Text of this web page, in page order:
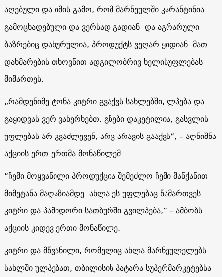
აღებული და იმის გამო, რომ მარნეულში კარანტინია
გამოცხადებული და ვერსად გადიან და აგრარული
ბაზრებიც დახურულია, პროდუქტს ვეღარ ყიდიან. მათ
დახმარების თხოვნით ადგილობრივ ხელისუფლებას
მიმართეს.
„რამდენიმე ტონა კიტრი გვაქვს სახლებში, ლპება და
გაყიდვას ვერ ვახერხებთ. გზები დაკეტილია, გასვლის
უფლებას არ გვაძლევენ, არც არავის გააქვს“, – აღნიშნა
აქციის ერთ-ერთმა მონაწილემ.
“ჩემი მოყვანილი პროდუქცია შემეძლო ჩემი მანქანით
მიმეტანა მაღაზიამდე. ახლა ეს უფლებაც წამართვეს.
კიტრი და პამიდორი სათბურში გვილპება,” – ამბობს
აქციის კიდევ ერთი მონაწილე.
კიტრი და მწვანილი, რომელიც ახლა მარნეულელებს
სახლში ულპებათ, თბილისის პატარა სუპერმარკეტებსა